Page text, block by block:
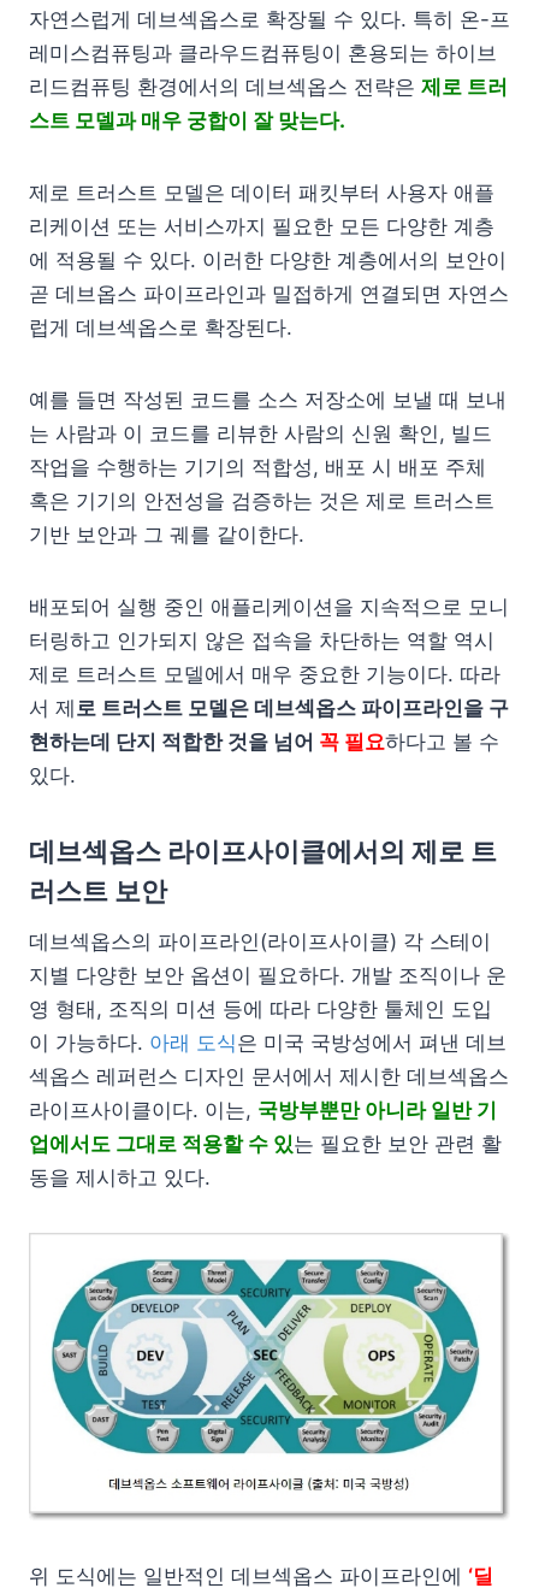
자연스럽게 데브섹옵스로 확장될 수 있다. 특히 온-프
레미스컴퓨팅과 클라우드컴퓨팅이 혼용되는 하이브
리드컴퓨팅 환경에서의 데브섹옵스 전략은 제로 트러
스트 모델과 매우 궁합이 잘 맞는다.
제로 트러스트 모델은 데이터 패킷부터 사용자 애플
리케이션 또는 서비스까지 필요한 모든 다양한 계층
에 적용될 수 있다. 이러한 다양한 계층에서의 보안이
곧 데브옵스 파이프라인과 밀접하게 연결되면 자연스
럽게 데브섹옵스로 확장된다.
예를 들면 작성된 코드를 소스 저장소에 보낼 때 보내
는 사람과 이 코드를 리뷰한 사람의 신원 확인, 빌드
작업을 수행하는 기기의 적합성, 배포 시 배포 주체
혹은 기기의 안전성을 검증하는 것은 제로 트러스트
기반 보안과 그 궤를 같이한다.
배포되어 실행 중인 애플리케이션을 지속적으로 모니
터링하고 인가되지 않은 접속을 차단하는 역할 역시
제로 트러스트 모델에서 매우 중요한 기능이다. 따라
서 제 로 트러스트 모델은 데브섹옵스 파이프라인을 구
현하는데 단지 적합한 것을 넘어 꼭 필요하다고 볼 수
있다.
데브섹옵스 라이프사이클에서의 제로 트
러스트 보안
데브섹옵스의 파이프라인(라이프사이클) 각 스테이
지별 다양한 보안 옵션이 필요하다. 개발 조직이나 운
영 형태, 조직의 미션 등에 따라 다양한 툴체인 도입
이 가능하다. 아래 도식은 미국 국방성에서 펴낸 데브
섹옵스 레퍼런스 디자인 문서에서 제시한 데브섹옵스
라이프사이클이다. 이는, 국방부뿐만 아니라 일반 기
업에서도 그대로 적용할 수 있는 필요한 보안 관련 활
동을 제시하고 있다.
위 도식에는 일반적인 데브섹옵스 파이프라인에 ‘딜